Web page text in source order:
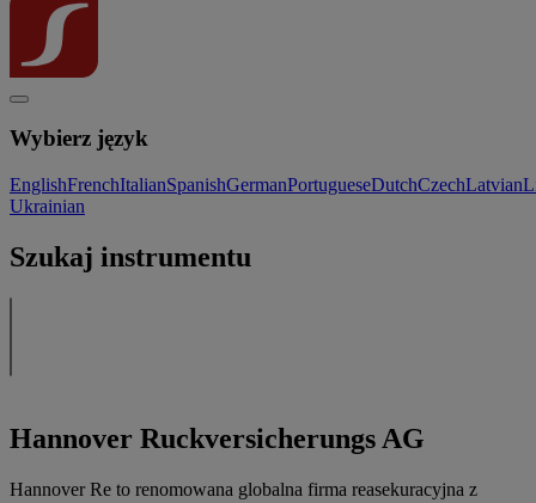
Wybierz język
EnglishFrenchItalianSpanishGermanPortugueseDutchCzechLatvian
Ukrainian
Szukaj instrumentu
Hannover Ruckversicherungs AG
Hannover Re to renomowana globalna firma reasekuracyjna z